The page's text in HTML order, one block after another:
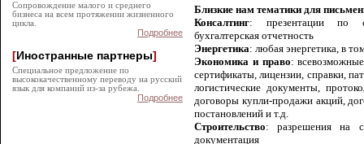
Сопровождение малого и среднего
бизнеса на всем протяжении жизненного
цикла.
Подробнее
[Иностранные партнеры]
Специальное предложение по
высококачественному переводу на русский
язык для компаний из-за рубежа.
Подробнее
Близкие нам тематики для
Консалтинг: презентации по
бухгалтерская отчетность
Энергетика: любая энергетика, в
Экономика и право:
сертификаты, лицензии, справки,
логистические документы,
договоры купли-продажи акций,
постановлений и т.д.
Строительство:разрешения на
документация